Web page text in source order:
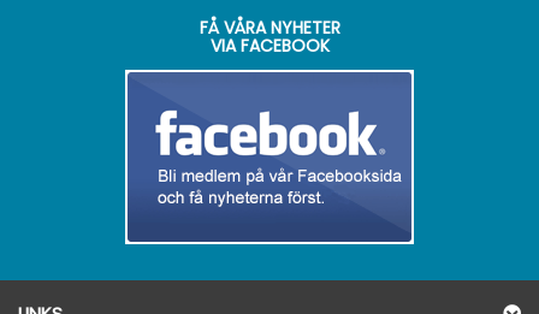
FÅ VÅRA NYHETER
VIA FACEBOOK